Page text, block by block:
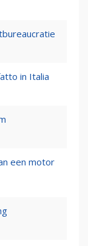
in Italia
een motor